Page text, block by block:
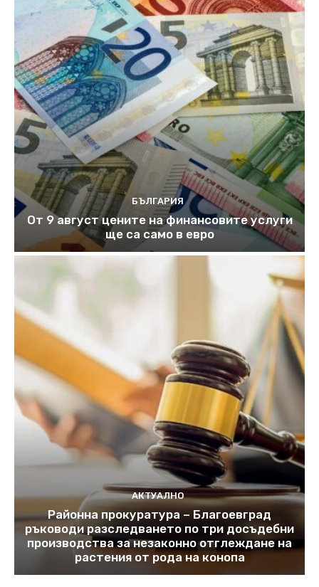
БЪЛГАРИЯ
От 9 август цените на финансовите услуги
ще са само в евро
АКТУАЛНО
Районна прокуратура – Благоевград
ръководи разследването по три досъдебни
производства за незаконно отглеждане на
растения от рода на конопа